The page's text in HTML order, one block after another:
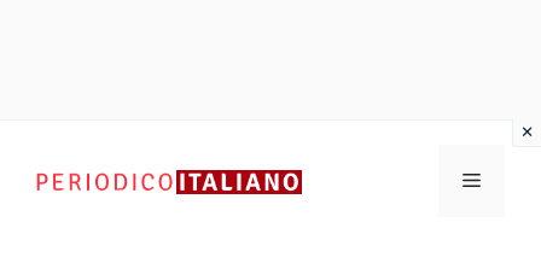
contenuto
Menu